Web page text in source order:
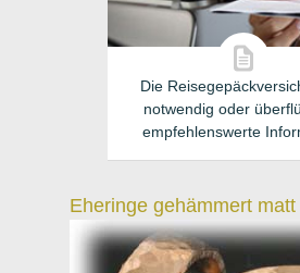
Die
notwendig oder
empfehlenswerte
Eheringe gehämmert matt